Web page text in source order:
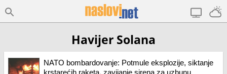
Havijer Solana
NATO bombardovanje: Potmule eksplozije, siktanje
krstarećih raketa, zavijanje sirena za uzbunu